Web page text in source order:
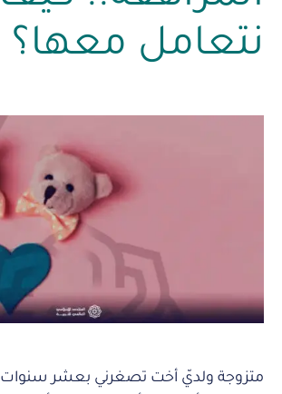
نتعامل معها؟
متزوجة ولديّ أخت تصغرني بعشر